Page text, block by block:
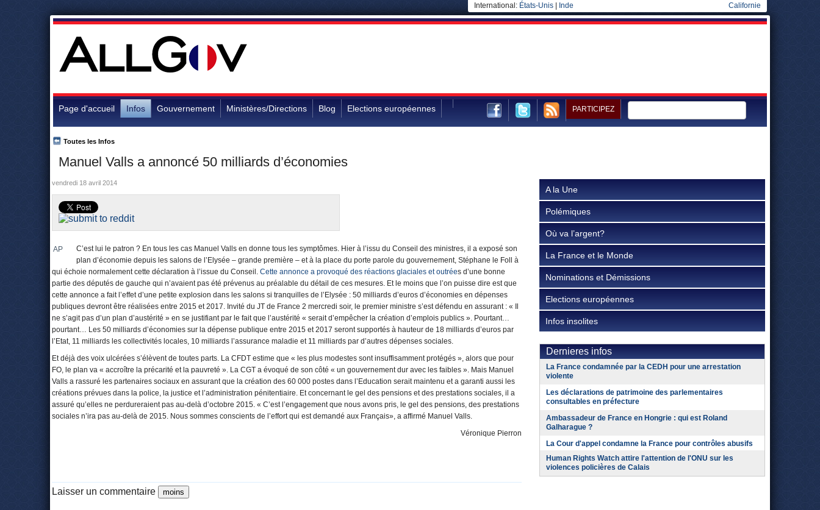
International: États-Unis Inde Californie
Page d'accueil Infos Gouvernement Ministères/Directions Blog Elections européennes PARTICIPEZ
Manuel Valls a annoncé 50 milliards d’économies
Toutes les Infos
vendredi 18 avril 2014
AP
C’est lui le patron ? En tous les cas Manuel Valls en donne tous les symptômes. Hier à l’issu du Conseil des ministres, il a exposé son
plan d’économie depuis les salons de l’Elysée – grande première – et à la place du porte parole du gouvernement, Stéphane le Foll à
qui échoie normalement cette déclaration à l’issue du Conseil. Cette annonce a provoqué des réactions glaciales et outrées d’une bonne
partie des députés de gauche qui n’avaient pas été prévenus au préalable du détail de ces mesures. Et le moins que l’on puisse dire est que
cette annonce a fait l’effet d’une petite explosion dans les salons si tranquilles de l’Elysée : 50 milliards d’euros d’économies en dépenses
publiques devront être réalisées entre 2015 et 2017. Invité du JT de France 2 mercredi soir, le premier ministre s’est défendu en assurant : « Il
ne s’agit pas d’un plan d’austérité » en se justifiant par le fait que l’austérité « serait d’empêcher la création d’emplois publics ». Pourtant…
pourtant… Les 50 milliards d’économies sur la dépense publique entre 2015 et 2017 seront supportés à hauteur de 18 milliards d’euros par
l’Etat, 11 milliards les collectivités locales, 10 milliards l’assurance maladie et 11 milliards par d’autres dépenses sociales.
Et déjà des voix ulcérées s’élèvent de toutes parts. La CFDT estime que « les plus modestes sont insuffisamment protégés », alors que pour
FO, le plan va « accroître la précarité et la pauvreté ». La CGT a évoqué de son côté « un gouvernement dur avec les faibles ». Mais Manuel
Valls a rassuré les partenaires sociaux en assurant que la création des 60 000 postes dans l’Education serait maintenu et a garanti aussi les
créations prévues dans la police, la justice et l’administration pénitentiaire. Et concernant le gel des pensions et des prestations sociales, il a
assuré qu’elles ne perdureraient pas au-delà d’octobre 2015. « C’est l’engagement que nous avons pris, le gel des pensions, des prestations
sociales n’ira pas au-delà de 2015. Nous sommes conscients de l’effort qui est demandé aux Français», a affirmé Manuel Valls.
Véronique Pierron
Laisser un commentaire
A la Une
Polémiques
Où va l’argent?
La France et le Monde
Nominations et Démissions
Elections européennes
Infos insolites
Dernieres infos
La France condamnée par la CEDH pour une arrestation
violente
Les déclarations de patrimoine des parlementaires
consultables en préfecture
Ambassadeur de France en Hongrie : qui est Roland
Galharague ?
La Cour d'appel condamne la France pour contrôles abusifs
Human Rights Watch attire l'attention de l'ONU sur les
violences policières de Calais